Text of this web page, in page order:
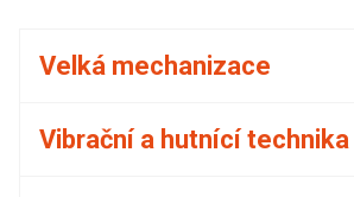
Velká mechanizace
Vibrační a hutnící technika